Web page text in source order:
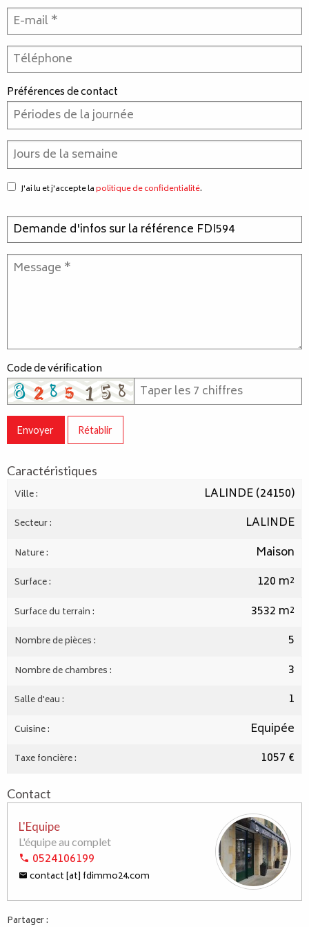
Préférences de contact
J'ai lu et j'accepte lapolitique de confidentialité.
Code de vérification
Envoyer Rétablir
Caractéristiques
Ville :
LALINDE (24150)
Secteur : LALINDE
Nature : Maison
Surface : 120 m²
Surface du terrain : 3532 m²
Nombre de pièces : 5
Nombre de chambres : 3
Salle d'eau : 1
Cuisine : Equipée
Taxe foncière : 1057 €
Contact
L'Equipe
L'équipe au complet
0524106199
contact [at] fdimmo24.com
Partager :